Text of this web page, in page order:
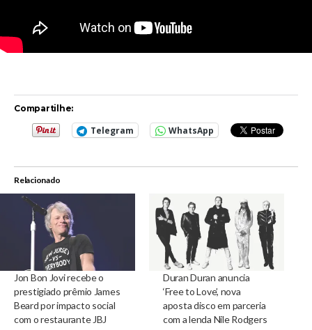
Compartilhe:
Telegram WhatsApp
Relacionado
Jon Bon Jovi recebe o
prestigiado prêmio James
Beard por impacto social
com o restaurante JBJ
Duran Duran anuncia
‘Free to Love’, nova
aposta disco em parceria
com a lenda Nile Rodgers